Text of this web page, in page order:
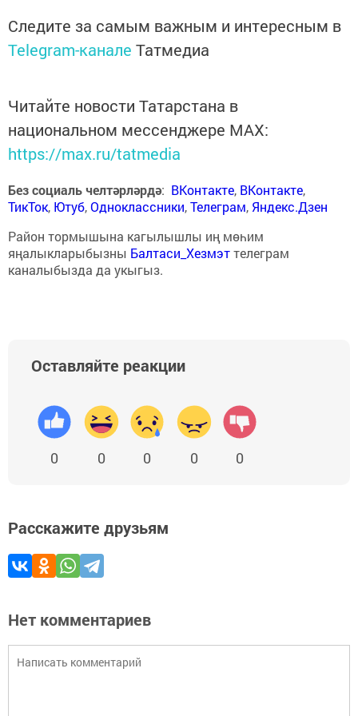
Следите за самым важным и интересным в
Telegram-канале Татмедиа
Читайте новости Татарстана в
национальном мессенджере MАХ:
https://max.ru/tatmedia
Без социаль челтәрләрдә: ВКонтакте, ВКонтакте,
ТикТок, Ютуб,Одноклассники,Телеграм, Яндекс.Дзен
Район тормышына кагылышлы иң мөһим
яңалыкларыбызны Балтаси_Хезмэттелеграм
каналыбызда да укыгыз.
Оставляйте реакции
0 0 0 0 0
Расскажите друзьям
Нет комментариев